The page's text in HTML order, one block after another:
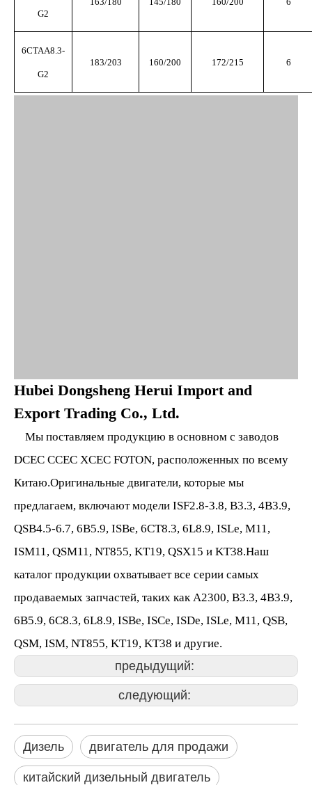
G2
6CTAA8.3-
G2
183/203 160/200 172/215 6
Hubei Dongsheng Herui Import and
Export Trading Co., Ltd.
Мы поставляем продукцию в основном с заводов
DCEC CCEC XCEC FOTON, расположенных по всему
Китаю.Оригинальные двигатели, которые мы
предлагаем, включают модели ISF2.8-3.8, B3.3, 4B3.9,
QSB4.5-6.7, 6B5.9, ISBe, 6CT8.3, 6L8.9, ISLe, M11,
ISM11, QSM11, NT855, KT19, QSX15 и KT38.Наш
каталог продукции охватывает все серии самых
продаваемых запчастей, таких как A2300, B3.3, 4B3.9,
6B5.9, 6C8.3, 6L8.9, ISBe, ISCe, ISDe, ISLe, M11, QSB,
QSM, ISM, NT855, KT19, KT38 и другие.
предыдущий:
следующий:
Дизель двигатель для продажи
китайский дизельный двигатель